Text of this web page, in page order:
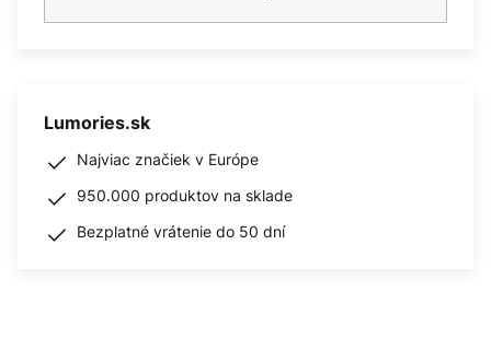
Lumories.sk
Najviac značiek v Európe
950.000 produktov na sklade
Bezplatné vrátenie do 50 dní